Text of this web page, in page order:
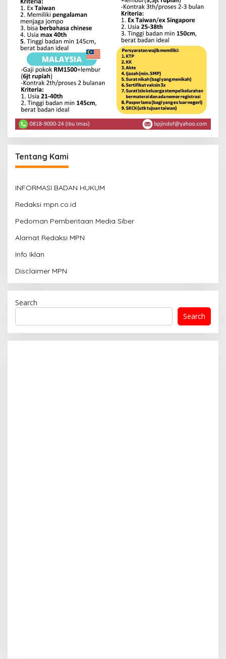
Tentang Kami
INFORMASI BADAN HUKUM
Redaksi mpn.co.id
Pedoman Pemberitaan Media Siber
Alamat Redaksi MPN
Info Iklan
Disclaimer MPN
Search
Search